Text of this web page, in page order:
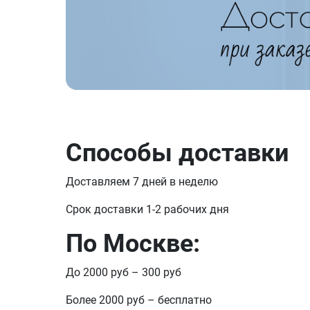
Способы доставки
Доставляем 7 дней в неделю
Срок доставки 1-2 рабочих дня
По Москве:
До 2000 руб – 300 руб
Более 2000 руб – бесплатно